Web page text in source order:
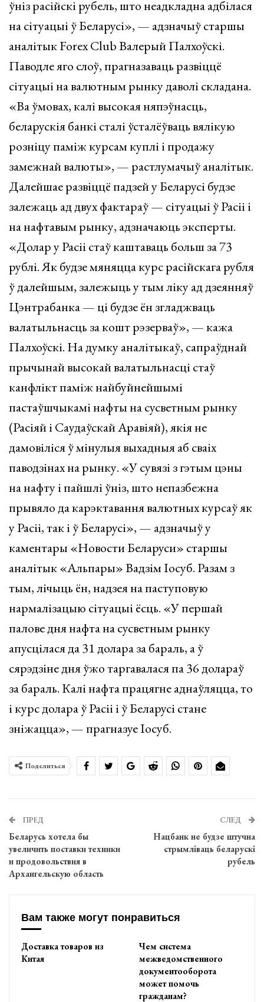
ўніз расійскі рубель, што неадкладна адбілася
на сітуацыі ў Беларусі», — адзначыў старшы
аналітык Forex Club Валерый Палхоўскі.
Паводле яго слоў, прагназаваць развіццё
сітуацыі на валютным рынку даволі складана.
«Ва ўмовах, калі высокая няпэўнасць,
беларускія банкі сталі ўсталёўваць вялікую
розніцу паміж курсам куплі і продажу
замежнай валюты», — растлумачыў аналітык.
Далейшае развіццё падзей у Беларусі будзе
залежаць ад двух фактараў — сітуацыі ў Расіі і
на нафтавым рынку, адзначаюць эксперты.
«Долар у Расіі стаў каштаваць больш за 73
рублі. Як будзе мяняцца курс расійскага рубля
ў далейшым, залежыць у тым ліку ад дзеянняў
Цэнтрабанка — ці будзе ён згладжваць
валатыльнасць за кошт рэзерваў», — кажа
Палхоўскі. На думку аналітыкаў, сапраўднай
прычынай высокай валатыльнасці стаў
канфлікт паміж найбуйнейшымі
пастаўшчыкамі нафты на сусветным рынку
(Расіяй і Саудаўскай Аравіяй), якія не
дамовіліся ў мінулыя выхадныя аб сваіх
паводзінах на рынку. «У сувязі з гэтым цэны
на нафту і пайшлі ўніз, што непазбежна
прывяло да карэктавання валютных курсаў як
у Расіі, так і ў Беларусі», — адзначыў у
каментары «Новости Беларуси» старшы
аналітык «Альпары» Вадзім Іосуб. Разам з
тым, лічыць ён, надзея на паступовую
нармалізацыю сітуацыі ёсць. «У першай
палове дня нафта на сусветным рынку
апусцілася да 31 долара за бараль, а ў
сярэдзіне дня ўжо таргавалася па 36 долараў
за бараль. Калі нафта працягне аднаўляцца, то
і курс долара ў Расіі і ў Беларусі стане
зніжацца», — прагназуе Іосуб.
Поделиться
ПРЕД
Беларусь хотела бы
увеличить поставки техники
и продовольствия в
Архангельскую область
СЛЕД
Нацбанк не будзе штучна
стрымліваць беларускі
рубель
Вам также могут понравиться
Доставка товаров из
Китая
Чем система
межведомственного
документооборота
может помочь
гражданам?